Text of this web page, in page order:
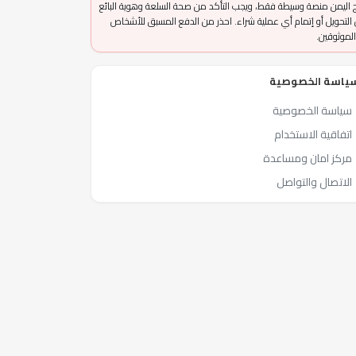
اليمن منصة وسيطة فقط، ويجب التأكد من صحة السلعة وهوية البائع
التحويل أو إتمام أي عملية شراء. احذر من الدفع المسبق للأشخاص
الخصوصية
سياسة الخصوصية
اتفاقية الاستخدام
مركز امان ومساعدة
الاتصال والتواصل